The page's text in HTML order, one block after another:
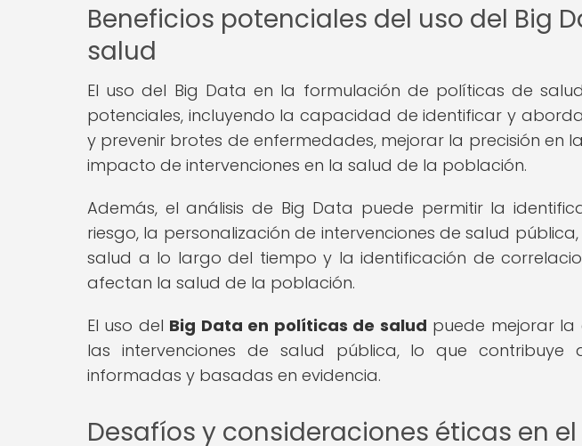
Beneficios potenciales del uso del Big
salud
El uso del Big Data en la formulación de políticas de
potenciales, incluyendo la capacidad de identificar y
y prevenir brotes de enfermedades, mejorar la precisión en
impacto de intervenciones en la salud de la población.
Además, el análisis de Big Data puede permitir la
riesgo, la personalización de intervenciones de salud
salud a lo largo del tiempo y la identificación de
afectan la salud de la población.
El uso del Big Data en políticas de salud puede mejorar la
las intervenciones de salud pública, lo que
informadas y basadas en evidencia.
Desafíos y consideraciones éticas en